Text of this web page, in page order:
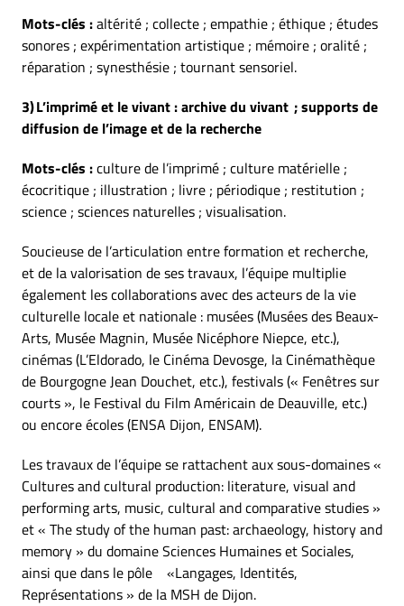
Mots-clés :altérité ; collecte ; empathie ; éthique ; études
sonores ; expérimentation artistique ; mémoire ; oralité ;
réparation ; synesthésie ; tournant sensoriel.
3)L’imprimé et le vivant : archive du vivant ; supports de
diffusion de l’image et de la recherche
Mots-clés :culture de l’imprimé ; culture matérielle ;
écocritique ; illustration ; livre ; périodique ; restitution ;
science ; sciences naturelles ; visualisation.
Soucieuse de l’articulation entre formation et recherche,
et de la valorisation de ses travaux, l’équipe multiplie
également les collaborations avec des acteurs de la vie
culturelle locale et nationale : musées (Musées des Beaux-
Arts, Musée Magnin, Musée Nicéphore Niepce, etc.),
cinémas (L’Eldorado, le Cinéma Devosge, la Cinémathèque
de Bourgogne Jean Douchet, etc.), festivals (« Fenêtres sur
courts », le Festival du Film Américain de Deauville, etc.)
ou encore écoles (ENSA Dijon, ENSAM).
Les travaux de l’équipe se rattachent aux sous-domaines «
Cultures and cultural production: literature, visual and
performing arts, music, cultural and comparative studies »
et « The study of the human past: archaeology, history and
memory » du domaine Sciences Humaines et Sociales,
ainsi que dans le pôle «Langages, Identités,
Représentations » de la MSH de Dijon.